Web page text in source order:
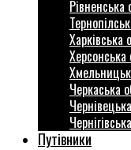
Рівненська
Харківська
Херсонська
Черкаська
Путівники